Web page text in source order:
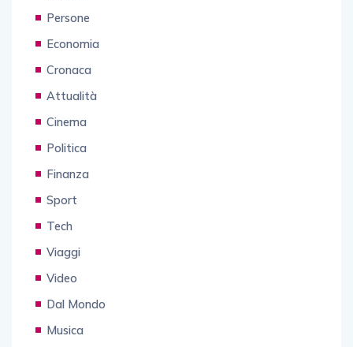
Persone
Economia
Cronaca
Attualità
Cinema
Politica
Finanza
Sport
Tech
Viaggi
Video
Dal Mondo
Musica